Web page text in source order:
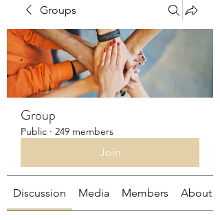
Groups
Group
Public · 249 members
Join
Discussion Media Members About